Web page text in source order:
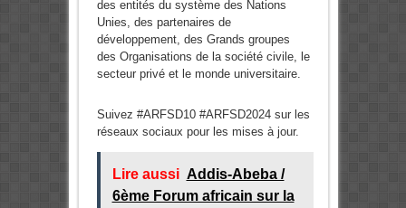
des entités du système des Nations
Unies, des partenaires de
développement, des Grands groupes
des Organisations de la société civile, le
secteur privé et le monde universitaire.
Suivez #ARFSD10 #ARFSD2024 sur les
réseaux sociaux pour les mises à jour.
Lire aussi Addis-Abeba /
6ème Forum africain sur la